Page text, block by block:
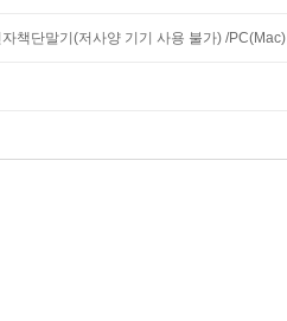
책단말기(저사양 기기 사용 불가) /PC(Mac)